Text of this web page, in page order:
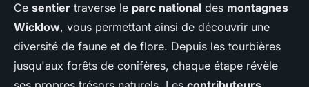
Ce sentier traverse le parc national des montagnes
Wicklow, vous permettant ainsi de découvrir une
diversité de faune et de flore. Depuis les tourbières
jusqu'aux forêts de conifères, chaque étape révèle